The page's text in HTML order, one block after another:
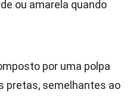
ou amarela quando
por uma polpa
pretas, semelhantes ao